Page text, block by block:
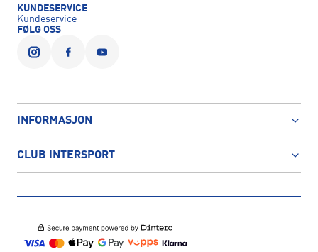
KUNDESERVICE
Kundeservice
FØLG OSS
INFORMASJON
CLUB INTERSPORT